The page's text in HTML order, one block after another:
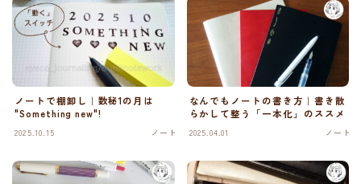
ノートで棚卸し｜数秘1の月は
"Something new"!
2025.10.15 ノート
なんでもノートの書き方｜書き散
らかして整う「一本化」のススメ
2025.04.01 ノート